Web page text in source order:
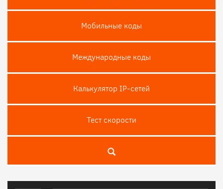
Мобильные коды
Международные коды
Калькулятор IP-сетей
Тест скороcти